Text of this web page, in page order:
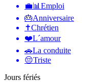
💼📊 Emploi
🎂Anniversaire
✝️Chrétien
❤️L´amour
🚗La conduite
😔Triste
Jours fériés